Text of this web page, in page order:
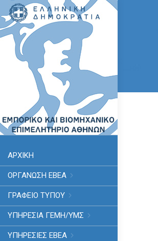
ΑΡΧΙΚΗ
ΟΡΓΑΝΩΣΗ ΕΒΕΑ
ΓΡΑΦΕΙΟ ΤΥΠΟΥ
ΥΠΗΡΕΣΊΑ ΓΕΜΗ/ΥΜΣ
ΥΠΗΡΕΣΙΕΣ ΕΒΕΑ